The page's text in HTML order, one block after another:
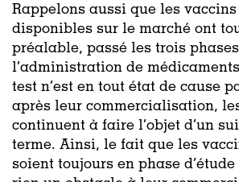
Rappelons aussi que les
disponibles sur le marché ont
préalable, passé les trois
l’administration de
test n’est en tout état de cause
après leur commercialisation,
continuent à faire l’objet d’un
terme. Ainsi, le fait que les
soient toujours en phase